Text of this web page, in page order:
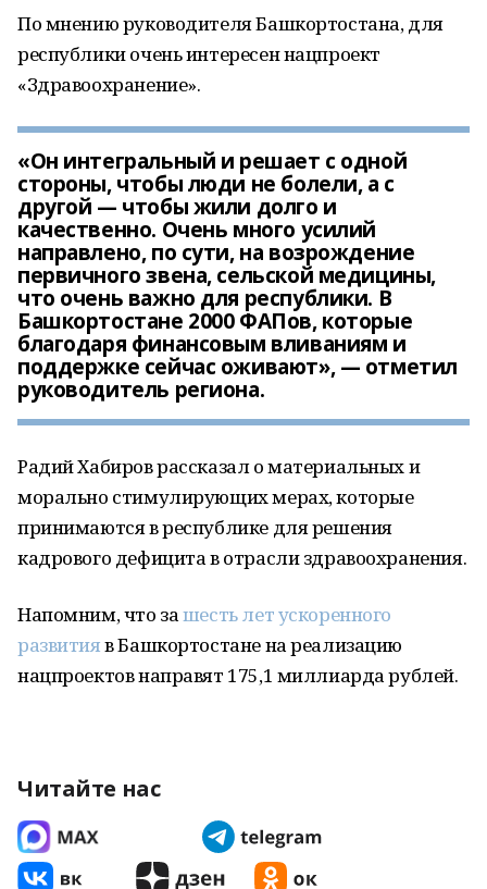
По мнению руководителя Башкортостана, для
республики очень интересен нацпроект
«Здравоохранение».
«Он интегральный и решает с одной
стороны, чтобы люди не болели, а с
другой — чтобы жили долго и
качественно. Очень много усилий
направлено, по сути, на возрождение
первичного звена, сельской медицины,
что очень важно для республики. В
Башкортостане 2000 ФАПов, которые
благодаря финансовым вливаниям и
поддержке сейчас оживают», — отметил
руководитель региона.
Радий Хабиров рассказал о материальных и
морально стимулирующих мерах, которые
принимаются в республике для решения
кадрового дефицита в отрасли здравоохранения.
Напомним, что зашесть лет ускоренного
развитияв Башкортостане на реализацию
нацпроектов направят 175,1 миллиарда рублей.
Читайте нас